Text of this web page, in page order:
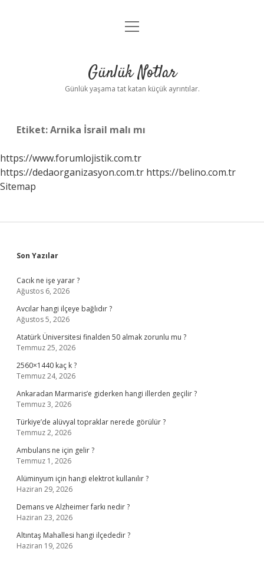
Anasayfa
Yasal Uyarı
menüyü
Günlük Notlar
Günlük yaşama tat katan küçük ayrıntılar.
Etiket:Arnika İsrail malı mı
https://www.forumlojistik.com.tr
https://dedaorganizasyon.com.tr https://belino.com.tr
Sitemap
Sidebar
Son Yazılar
Cacık ne işe yarar ?
Ağustos 6, 2026
Avcılar hangi ilçeye bağlıdır ?
Ağustos 5, 2026
Atatürk Üniversitesi finalden 50 almak zorunlu mu ?
Temmuz 25, 2026
2560×1440 kaç k ?
Temmuz 24, 2026
Ankaradan Marmaris’e giderken hangi illerden geçilir ?
Temmuz 3, 2026
Türkiye’de alüvyal topraklar nerede görülür ?
Temmuz 2, 2026
Ambulans ne için gelir ?
Temmuz 1, 2026
Alüminyum için hangi elektrot kullanılır ?
Haziran 29, 2026
Demans ve Alzheimer farkı nedir ?
Haziran 23, 2026
Altıntaş Mahallesi hangi ilçededir ?
Haziran 19, 2026